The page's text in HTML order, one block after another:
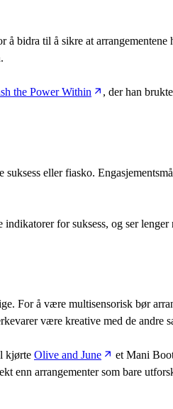
bidra til å sikre at
the Power Within
, der han
eller fiasko.
for suksess, og ser
For å være multisensorisk bør
være kreative med de andre
kjørte Olive and June
et Mani
enn arrangementer som bare